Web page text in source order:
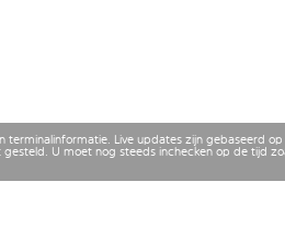
Live updates zijn gebaseerd
U moet nog steeds inchecken op de tijd